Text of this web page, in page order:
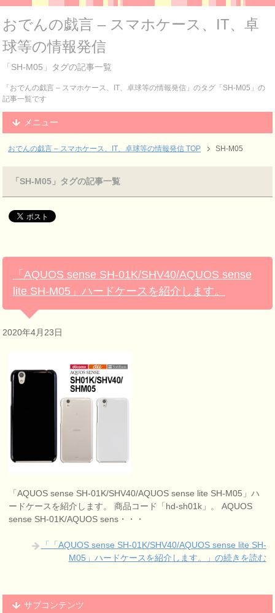
おでんの戯言 – スマホケース、IT、卓
球等の情報発信
「SH-M05」タグの記事一覧
「おでんの戯言 – スマホケース、IT、卓球等の情報発信」のタグ「SH-M05」の
記事一覧です
メニュー
おでんの戯言 – スマホケース、IT、卓球等の情報発信 TOP SH-M05
「SH-M05」タグの記事一覧
「AQUOS sense SH-01K/SHV40/AQUOS sense
lite SH-M05」ハードケースを紹介します。
2020年4月23日
「AQUOS sense SH-01K/SHV40/AQUOS sense lite SH-M05」ハ
ードケースを紹介します。 商品コード「hd-sh01k」。 AQUOS
sense SH-01K/AQUOS sens・・・
「「AQUOS sense SH-01K/SHV40/AQUOS sense lite SH-
M05」ハードケースを紹介します。」の続きを読む
サブコンテンツ